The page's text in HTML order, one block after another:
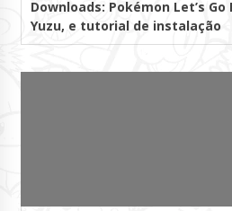
Downloads: Pokémon Let’s
Yuzu, e tutorial de instalação